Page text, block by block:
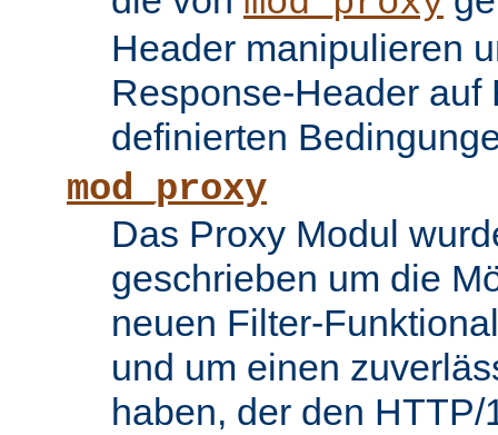
Header manipulieren
Response-Header auf
definierten
mod_proxy
Das Proxy Modul
geschrieben um die
neuen Filter-
und um einen
haben, der den